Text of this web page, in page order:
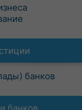
банков